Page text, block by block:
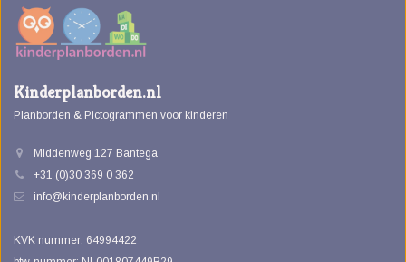
Kinderplanborden.nl
Planborden & Pictogrammen voor kinderen
Middenweg 127 Bantega
+31 (0)30 369 0 362
info@kinderplanborden.nl
KVK nummer: 64994422